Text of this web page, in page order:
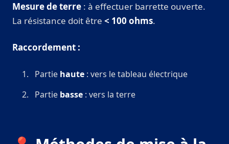
Mesure de terre : à effectuer barrette ouverte.
La résistance doit être < 100 ohms.
Raccordement :
Partie haute : vers le tableau électrique
Partie basse : vers la terre